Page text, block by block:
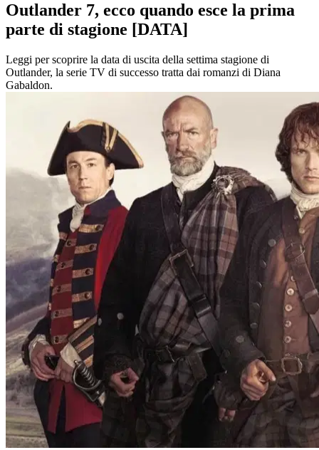
Outlander 7, ecco quando esce la prima
parte di stagione [DATA]
Leggi per scoprire la data di uscita della settima stagione di
Outlander, la serie TV di successo tratta dai romanzi di Diana
Gabaldon.